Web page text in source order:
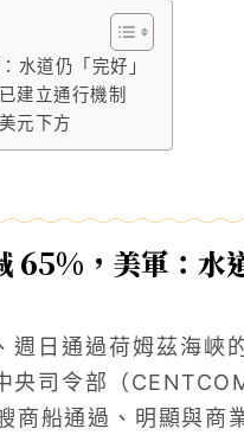
道仍「完好」
建立通行機制
元下方
，美軍：水
日通過荷姆茲海峽
司令部（
船通過、明顯與商